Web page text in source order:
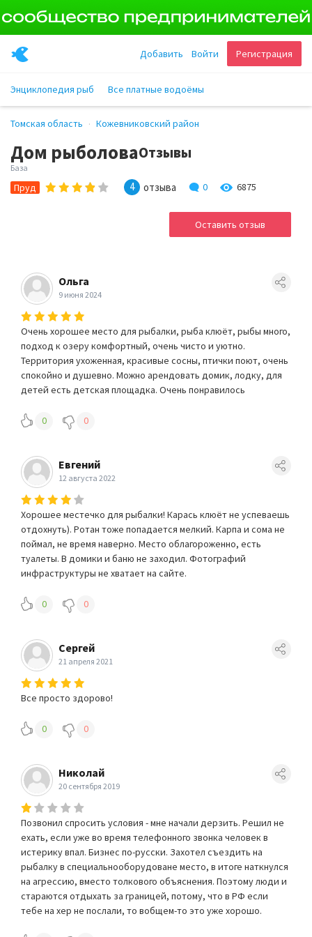
Регистрация
Войти
Добавить
Энциклопедия рыб Все платные водоёмы
Томская область Кожевниковский район
Дом рыболоваОтзывы
База
Пруд 4 отзыва 0 6875
Оставить отзыв
Ольга
9 июня 2024
Очень хорошее место для рыбалки, рыба клюёт, рыбы много,
подход к озеру комфортный, очень чисто и уютно.
Территория ухоженная, красивые сосны, птички поют, очень
спокойно и душевно. Можно арендовать домик, лодку, для
детей есть детская площадка. Очень понравилось
0 0
Евгений
12 августа 2022
Хорошее местечко для рыбалки! Карась клюёт не успеваешь
отдохнуть). Ротан тоже попадается мелкий. Карпа и сома не
поймал, не время наверно. Место облагороженно, есть
туалеты. В домики и баню не заходил. Фотографий
инфраструктуры не хватает на сайте.
0 0
Сергей
21 апреля 2021
Все просто здорово!
0 0
Николай
20 сентября 2019
Позвонил спросить условия - мне начали дерзить. Решил не
ехать, если уже во время телефонного звонка человек в
истерику впал. Бизнес по-русски. Захотел съездить на
рыбалку в специальнооборудоване место, в итоге наткнулся
на агрессию, вместо толкового объяснения. Поэтому люди и
стараются отдыхать за границей, потому, что в РФ если
тебе на хер не послали, то вобщем-то это уже хорошо.